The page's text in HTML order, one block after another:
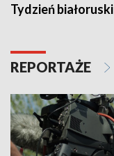
Tydzień białoruski
REPORTAŻE